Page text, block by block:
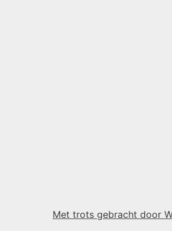
Met trots gebracht door